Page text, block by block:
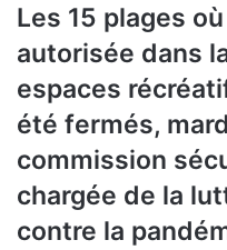
Les 15 plages
autorisée dans
espaces
été fermés,
commission
chargée de la
contre la